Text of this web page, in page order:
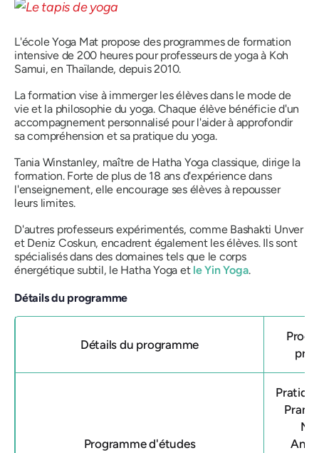
L'école Yoga Mat propose des programmes de formation
intensive de 200 heures pour professeurs de yoga à Koh
Samui, en Thaïlande, depuis 2010.
La formation vise à immerger les élèves dans le mode de
vie et la philosophie du yoga. Chaque élève bénéficie d'un
accompagnement personnalisé pour l'aider à approfondir
sa compréhension et sa pratique du yoga.
Tania Winstanley, maître de Hatha Yoga classique, dirige la
formation. Forte de plus de 18 ans d'expérience dans
l'enseignement, elle encourage ses élèves à repousser
leurs limites.
D'autres professeurs expérimentés, comme Bashakti Unver
et Deniz Coskun, encadrent également les élèves. Ils sont
spécialisés dans des domaines tels que le corps
énergétique subtil, le Hatha Yoga et le Yin Yoga.
Détails du programme
Détails du programme
Programme d'études